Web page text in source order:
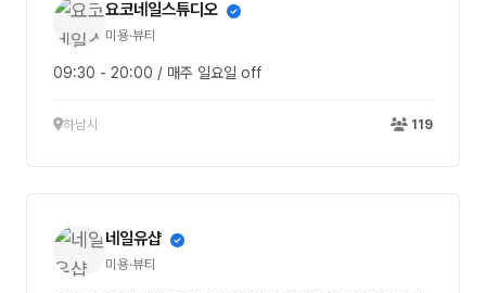
요코네일스튜디오
미용·뷰티
09:30 - 20:00 / 매주 일요일 off
하남시 119
네일유샵
미용·뷰티